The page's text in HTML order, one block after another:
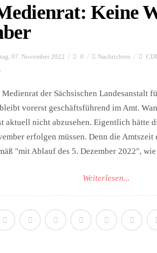
Keine
07. November 2022 0 Nachrichten
der Sächsischen Landesanstalt
vorerst geschäftsführend im Amt.
aktuell nicht abzusehen. Eigentlich hätte
erfolgen müssen. Denn die
"mit Ablauf des 5. Dezember 2022", wie
Weiterlesen...